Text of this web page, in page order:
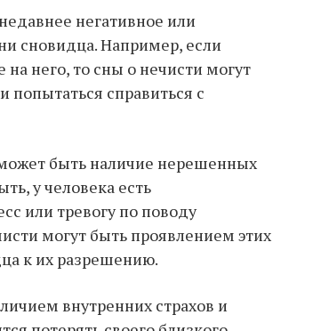
негативное или
сновидца. Например, если
него, то сны о нечисти могут
попытаться справиться с
быть наличие нерешенных
у человека есть
или тревогу по поводу
могут быть проявлением этих
к их разрешению.
внутренних страхов и